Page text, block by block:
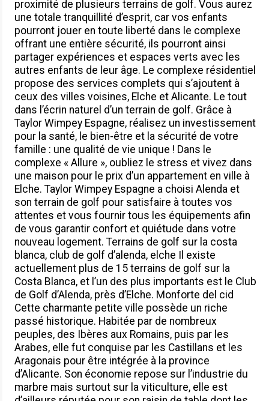
proximité de plusieurs terrains de golf. Vous aurez
une totale tranquillité d’esprit, car vos enfants
pourront jouer en toute liberté dans le complexe
offrant une entière sécurité, ils pourront ainsi
partager expériences et espaces verts avec les
autres enfants de leur âge. Le complexe résidentiel
propose des services complets qui s’ajoutent à
ceux des villes voisines, Elche et Alicante. Le tout
dans l’écrin naturel d’un terrain de golf. Grâce à
Taylor Wimpey Espagne, réalisez un investissement
pour la santé, le bien-être et la sécurité de votre
famille : une qualité de vie unique ! Dans le
complexe « Allure », oubliez le stress et vivez dans
une maison pour le prix d’un appartement en ville à
Elche. Taylor Wimpey Espagne a choisi Alenda et
son terrain de golf pour satisfaire à toutes vos
attentes et vous fournir tous les équipements afin
de vous garantir confort et quiétude dans votre
nouveau logement. Terrains de golf sur la costa
blanca, club de golf d’alenda, elche Il existe
actuellement plus de 15 terrains de golf sur la
Costa Blanca, et l’un des plus importants est le Club
de Golf d’Alenda, près d’Elche. Monforte del cid
Cette charmante petite ville possède un riche
passé historique. Habitée par de nombreux
peuples, des Ibères aux Romains, puis par les
Arabes, elle fut conquise par les Castillans et les
Aragonais pour être intégrée à la province
d’Alicante. Son économie repose sur l’industrie du
marbre mais surtout sur la viticulture, elle est